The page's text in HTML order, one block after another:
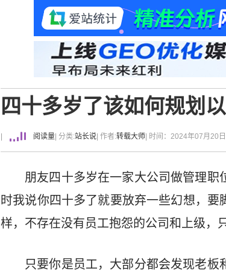
四十多岁了该如何规划
阅读量 | 分类:站长说 | 作者:转载大师 | 时间：2024年07月20
朋友四十多岁在一家大公司做管理职
时我说你四十多了就要放弃一些幻想，
样，不存在没有员工抱怨的公司和上级，
只要你是员工，大部分都会发现老板